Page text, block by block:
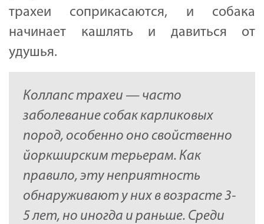
трахеи соприкасаются, и собака
начинает кашлять и давиться от
удушья.
Коллапс трахеи — часто
заболевание собак карликовых
пород, особенно оно свойственно
йоркширским терьерам. Как
правило, эту неприятность
обнаруживают у них в возрасте 3-
5 лет, но иногда и раньше. Среди